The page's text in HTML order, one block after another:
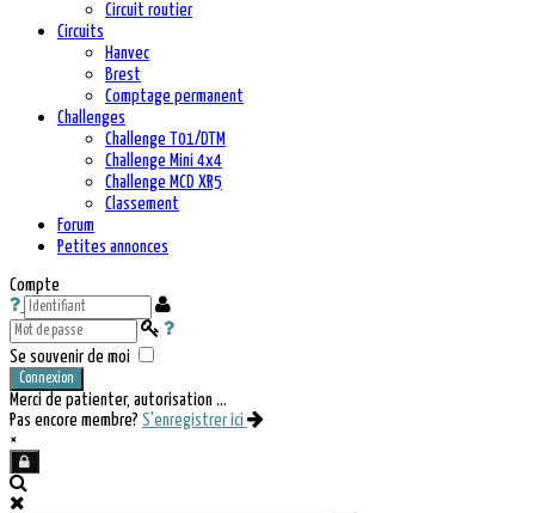
Circuit routier
Circuits
Hanvec
Brest
Comptage permanent
Challenges
Challenge T01/DTM
Challenge Mini 4x4
Challenge MCD XR5
Classement
Forum
Petites annonces
Compte
Se souvenir de moi
Connexion
Merci de patienter, autorisation ...
Pas encore membre? S'enregistrer ici
×